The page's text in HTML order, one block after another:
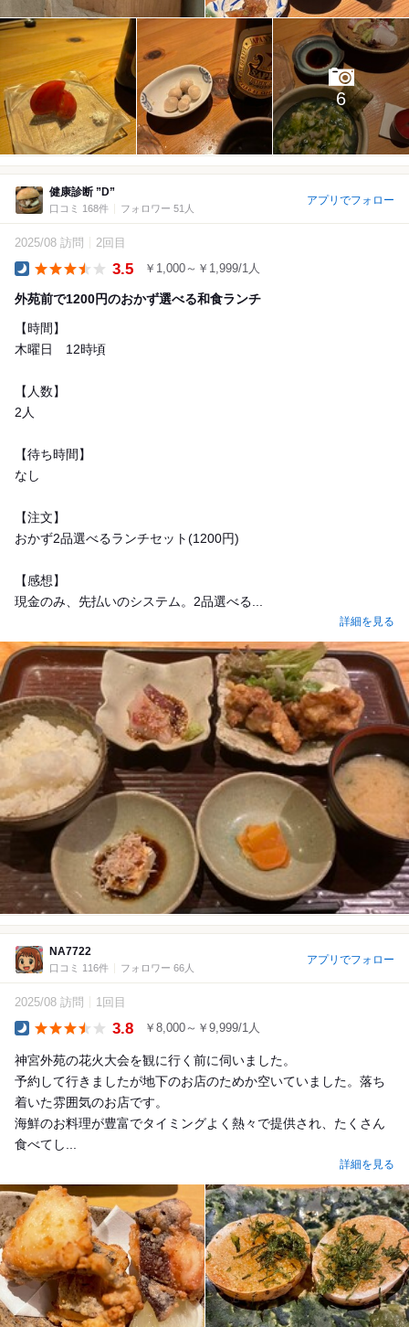
6
健康診断 ”D”
口コミ 168件 フォロワー 51人
アプリでフォロー
2025/08 訪問 2回目
3.5 ￥1,000～￥1,999/1人
外苑前で1200円のおかず選べる和食ランチ
【時間】
木曜日 12時頃
【人数】
2人
【待ち時間】
なし
【注文】
おかず2品選べるランチセット(1200円)
【感想】
現金のみ、先払いのシステム。2品選べる...
詳細を見る
NA7722
口コミ 116件 フォロワー 66人
アプリでフォロー
2025/08 訪問 1回目
3.8 ￥8,000～￥9,999/1人
神宮外苑の花火大会を観に行く前に伺いました。
予約して行きましたが地下のお店のためか空いていました。落ち
着いた雰囲気のお店です。
海鮮のお料理が豊富でタイミングよく熱々で提供され、たくさん
食べてし...
詳細を見る